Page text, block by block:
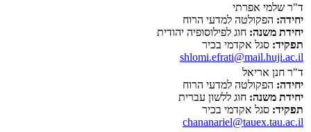
ד"ר שלמי אפרתי
יחידה: הפקולטה למדעי הרוח
יחידת משנה: חוג לפילוסופיה יהודית
תפקיד: סגל אקדמי בכיר
shlomi.efrati@mail.huji.ac.il
ד"ר חנן אריאל
יחידה: הפקולטה למדעי הרוח
יחידת משנה: חוג ללשון עברית
תפקיד: סגל אקדמי בכיר
chananariel@tauex.tau.ac.il